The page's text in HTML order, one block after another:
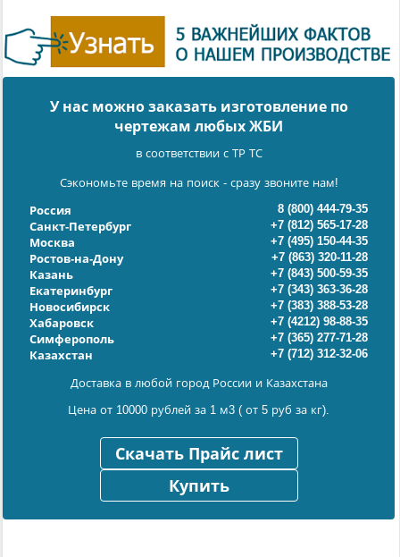
У нас можно заказать изготовление по
чертежам любых ЖБИ
в соответствии с ТР ТС
Сэкономьте время на поиск - сразу звоните нам!
Россия
8 (800) 444-79-35
Санкт-Петербург
+7 (812) 565-17-28
Москва
+7 (495) 150-44-35
Ростов-на-Дону
+7 (863) 320-11-28
Казань
+7 (843) 500-59-35
Екатеринбург
+7 (343) 363-36-28
Новосибирск
+7 (383) 388-53-28
Хабаровск
+7 (4212) 98-88-35
Симферополь
+7 (365) 277-71-28
Казахстан
+7 (712) 312-32-06
Доставка в любой город России и Казахстана
Цена от 10000 рублей за 1 м3 ( от 5 руб за кг).
Скачать Прайс лист
Купить